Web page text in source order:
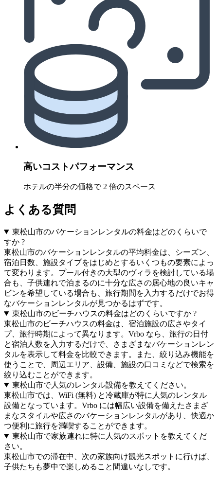
高いコストパフォーマンス
ホテルの半分の価格で 2 倍のスペース
よくある質問
東松山市のバケーションレンタルの料金はどのくらいで
すか ?
東松山市のバケーションレンタルの平均料金は、シーズン、
宿泊日数、施設タイプをはじめとするいくつもの要素によっ
て変わります。プール付きの大型のヴィラを検討している場
合も、子供連れで泊まるのに十分な広さの居心地の良いキャ
ビンを希望している場合も、旅行期間を入力するだけでお得
なバケーションレンタルが見つかるはずです。
東松山市のビーチハウスの料金はどのくらいですか ?
東松山市のビーチハウスの料金は、宿泊施設の広さやタイ
プ、旅行時期によって異なります。Vrbo なら、旅行の日付
と宿泊人数を入力するだけで、さまざまなバケーションレン
タルを表示して料金を比較できます。また、絞り込み機能を
使うことで、周辺エリア、設備、施設の口コミなどで検索を
絞り込むことができます。
東松山市で人気のレンタル設備を教えてください。
東松山市では、WiFi (無料) と冷蔵庫が特に人気のレンタル
設備となっています。Vrbo には幅広い設備を備えたさまざ
まなスタイルや広さのバケーションレンタルがあり、快適か
つ便利に旅行を満喫することができます。
東松山市で家族連れに特に人気のスポットを教えてくだ
さい。
東松山市での滞在中、次の家族向け観光スポットに行けば、
子供たちも夢中で楽しめること間違いなしです。